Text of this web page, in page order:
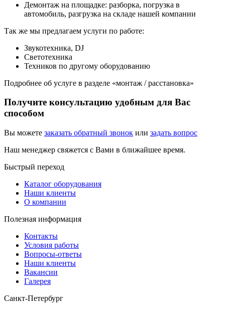
Демонтаж на площадке: разборка, погрузка в
автомобиль, разгрузка на складе нашей компании
Так же мы предлагаем услуги по работе:
Звукотехника, DJ
Светотехника
Техников по другому оборудованию
Подробнее об услуге в разделе «монтаж / расстановка»
Получите консультацию удобным для Вас
способом
Вы можете заказать обратный звонок или задать вопрос
Наш менеджер свяжется с Вами в ближайшее время.
Быстрый переход
Каталог оборудования
Наши клиенты
О компании
Полезная информация
Контакты
Условия работы
Вопросы-ответы
Наши клиенты
Вакансии
Галерея
Санкт-Петербург